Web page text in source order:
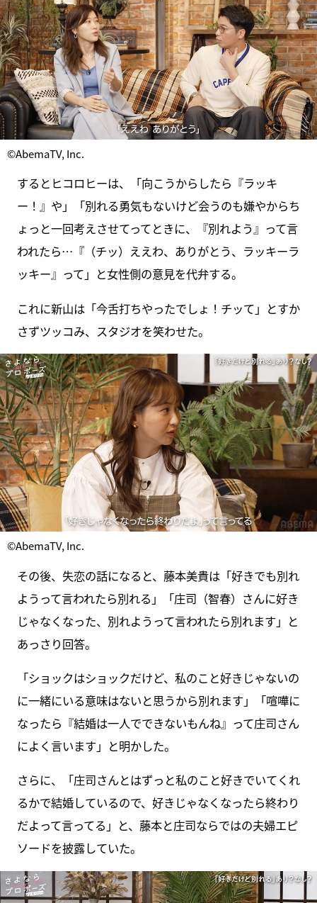
©AbemaTV, Inc.
するとヒコロヒーは、「向こうからしたら『ラッキ
ー！』や」「別れる勇気もないけど会うのも嫌やからち
ょっと一回考えさせてってときに、『別れよう』って言
われたら…『（チッ）ええわ、ありがとう、ラッキーラ
ッキー』って」と女性側の意見を代弁する。
これに新山は「今舌打ちやったでしょ！チッて」とすか
さずツッコみ、スタジオを笑わせた。
©AbemaTV, Inc.
その後、失恋の話になると、藤本美貴は「好きでも別れ
ようって言われたら別れる」「庄司（智春）さんに好き
じゃなくなった、別れようって言われたら別れます」と
あっさり回答。
「ショックはショックだけど、私のこと好きじゃないの
に一緒にいる意味はないと思うから別れます」「喧嘩に
なったら『結婚は一人でできないもんね』って庄司さん
によく言います」と明かした。
さらに、「庄司さんとはずっと私のこと好きでいてくれ
るかで結婚しているので、好きじゃなくなったら終わり
だよって言ってる」と、藤本と庄司ならではの夫婦エピ
ソードを披露していた。